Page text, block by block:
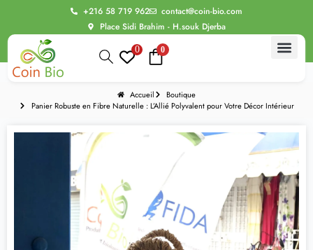
+216 58 719 962
contact@coin-bio.com
Place Sidi Brahim - H.souk Djerba
0
0
Accueil
Boutique
Panier Robuste en Fibre Naturelle : L’Allié Polyvalent pour Votre Décor Intérieur